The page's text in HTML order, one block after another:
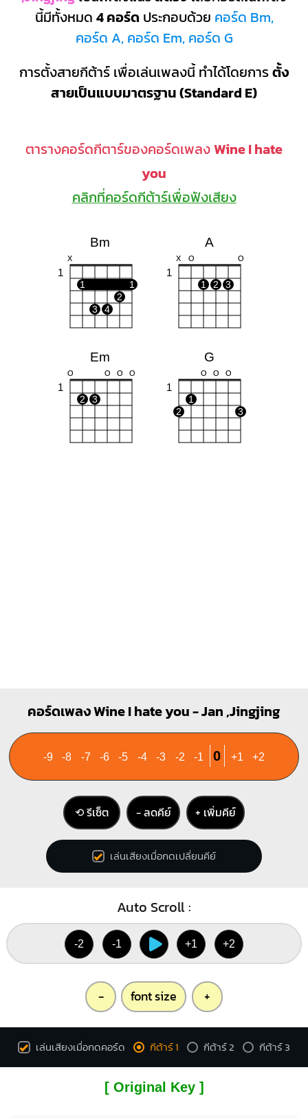
นี้มีทั้งหมด 4 คอร์ด ประกอบด้วย คอร์ด Bm,
คอร์ด A, คอร์ด Em, คอร์ด G
การตั้งสายกีต้าร์ เพื่อเล่นเพลงนี้ ทำได้โดยการตั้ง
สายเป็นแบบมาตรฐาน (Standard E)
ตารางคอร์ดกีตาร์ของคอร์ดเพลงWine I hate
you
คลิกที่คอร์ดกีต้าร์เพื่อฟังเสียง
Bm
X
1
1
1
2
3
4
A
X O O
1
1 2 3
Em
O O O O
1
2 3
G
O O O
1
1
2
3
คอร์ดเพลง Wine I hate you - Jan ,Jingjing
-9 -8 -7 -6 -5 -4 -3 -2 -1 0 +1 +2
⟲ รีเซ็ต − ลดคีย์ + เพิ่มคีย์
เล่นเสียงเมื่อกดเปลี่ยนคีย์
Auto Scroll :
-2 -1 +1 +2
- font size +
เล่นเสียงเมื่อกดคอร์ด กีต้าร์ 1 กีต้าร์ 2 กีต้าร์ 3
[ Original Key ]